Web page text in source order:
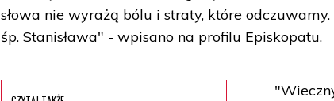
słowa nie wyrażą bólu i straty, które
śp. Stanisława" - wpisano na profilu Episkopatu.